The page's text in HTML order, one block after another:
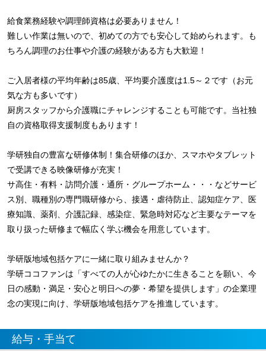
給食業務経験や調理師資格は必要ありません！
難しい作業は無いので、初めての方でも安心して始められます。も
ちろん調理のお仕事や介護の経験がある方も大歓迎！
ご入居者様の平均年齢は85歳、平均要介護度は1.5～２です（お元
気な方も多いです）
厨房スタッフから介護職にチャレンジすることも可能です。当社独
自の資格取得支援制度もあります！
学研独自の豊富な研修体制！集合研修のほか、スマホやタブレット
で受講できる映像研修が充実！
サ高住・有料・訪問介護・通所・グループホーム・・・などサービ
ス別、職種別の専門職研修から、接遇・虐待防止、認知症ケア、医
療知識、薬剤、介護記録、感染症、緊急時対応など主要なテーマを
取り扱った研修まで幅広く学ぶ機会を用意しています。
学研版地域包括ケアに一緒に取り組みませんか？
学研ココファンは「すべての人が心ゆたかに生きることを願い、今
日の感動・満足・安心と明日への夢・希望を提供します」の企業理
念の実現に向け、学研版地域包括ケアを推進しています。
給与・手当て